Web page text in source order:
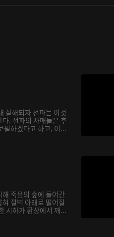
살해되자 선파는 이것
. 선파의 사매들은 후
필하겠다고 하고, 이...
죽음의 숲에 들어간
절벽 아래로 떨어질
시하가 환상에서 깨...